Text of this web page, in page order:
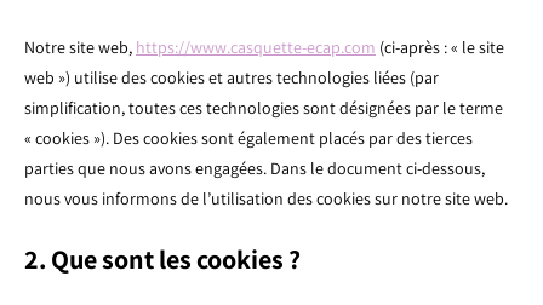
Notre site web, https://www.casquette-ecap.com (ci-après : « le site
web ») utilise des cookies et autres technologies liées (par
simplification, toutes ces technologies sont désignées par le terme
« cookies »). Des cookies sont également placés par des tierces
parties que nous avons engagées. Dans le document ci-dessous,
nous vous informons de l’utilisation des cookies sur notre site web.
2. Que sont les cookies ?